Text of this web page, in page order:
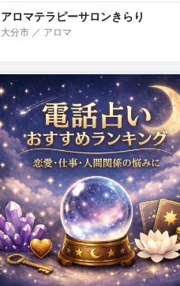
アロマテラピーサロンきらり
大分市 ／ アロマ